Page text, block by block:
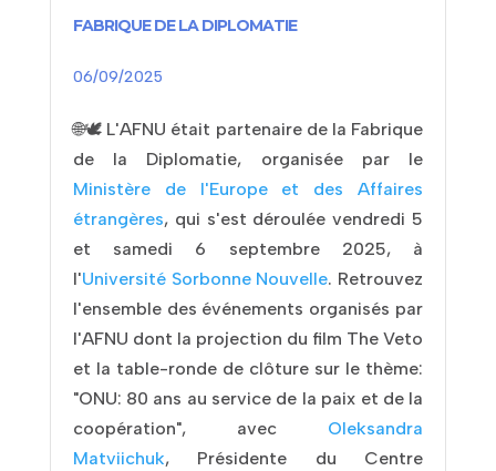
FABRIQUE DE LA DIPLOMATIE
🌐🕊 L'AFNU était partenaire de la Fabrique
de la Diplomatie, organisée par le
Ministère de l'Europe et des Affaires
étrangères, qui s'est déroulée vendredi 5
et samedi 6 septembre 2025, à
l'Université Sorbonne Nouvelle. Retrouvez
l'ensemble des événements organisés par
l'AFNU dont la projection du film The Veto
et la table-ronde de clôture sur le thème:
"ONU: 80 ans au service de la paix et de la
coopération", avec Oleksandra
Matviichuk, Présidente du Centre
06/09/2025